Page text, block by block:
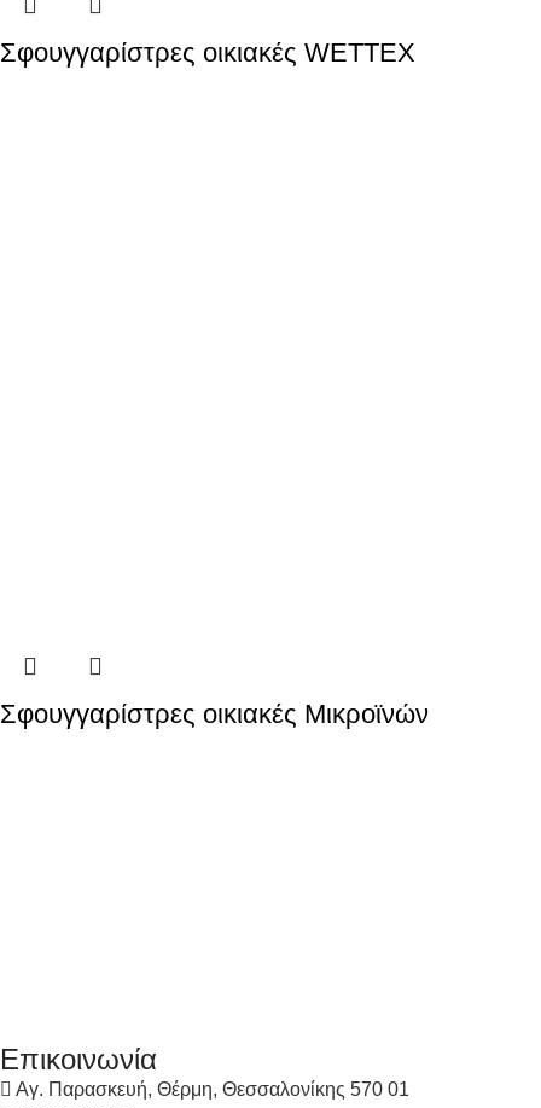
Σφουγγαρίστρες οικιακές WETTEX
Σφουγγαρίστρες οικιακές Μικροϊνών
Επικοινωνία
Αγ. Παρασκευή, Θέρμη, Θεσσαλονίκης 570 01